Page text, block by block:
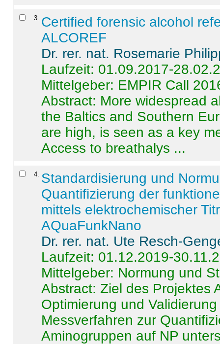
3 Certified forensic alcohol
ALCOREF
Dr. rer. nat. Rosemarie
Laufzeit: 01.09.2017-
Mittelgeber: EMPIR Call
Abstract: More widespread
the Baltics and Southern
are high, is seen as a key
Access to breathalys ...
4 Standardisierung und
Quantifizierung der
mittels elektrochemischer
AQuaFunkNano
Dr. rer. nat. Ute Resch-
Laufzeit: 01.12.2019-
Mittelgeber: Normung und
Abstract:Ziel des Projektes
Optimierung und
Messverfahren zur
Aminogruppen auf NP